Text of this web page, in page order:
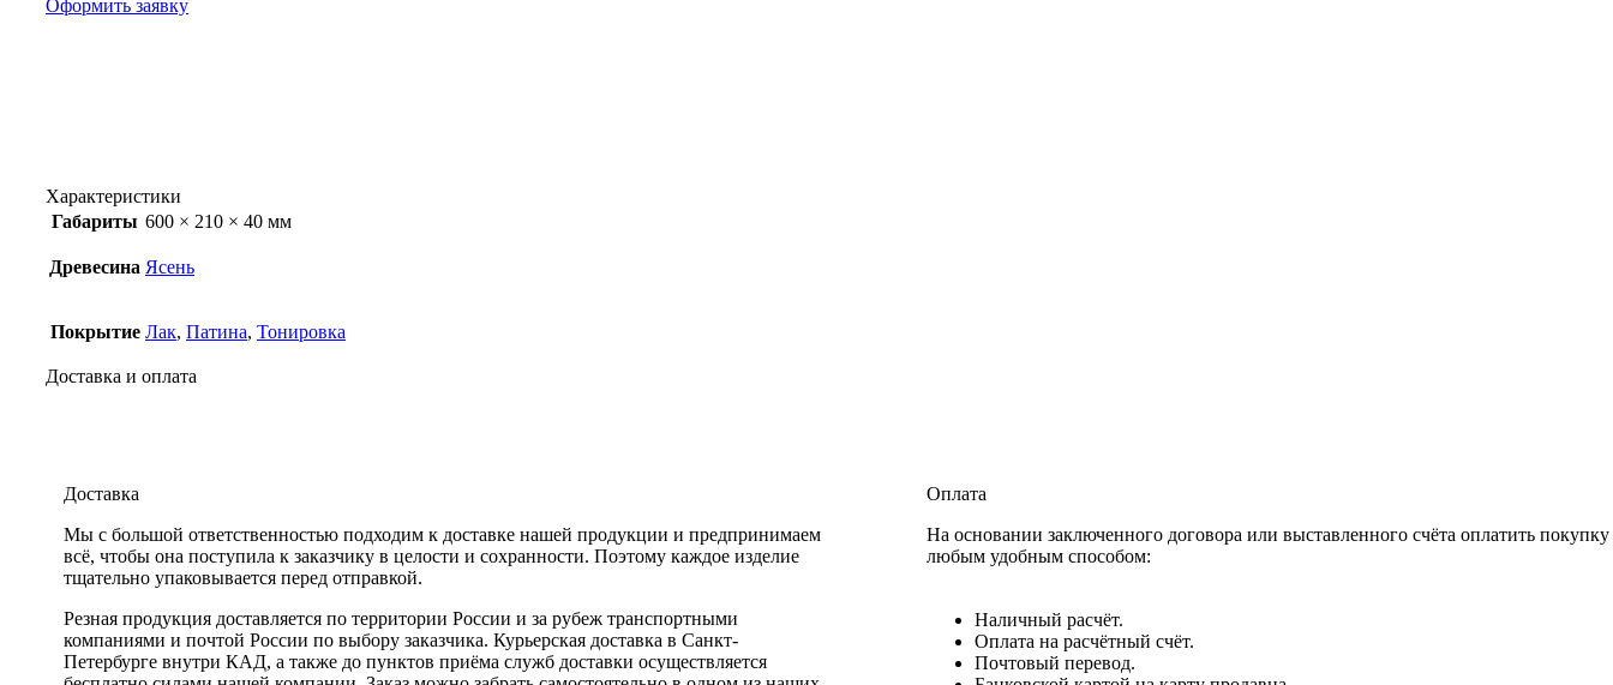
Оформить заявку
Характеристики
Габариты 600 × 210 × 40 мм
Древесина Ясень
Покрытие Лак, Патина, Тонировка
Доставка и оплата
Доставка
Мы с большой ответственностью подходим к доставке нашей продукции и предпринимаем
всё, чтобы она поступила к заказчику в целости и сохранности. Поэтому каждое изделие
тщательно упаковывается перед отправкой.
Резная продукция доставляется по территории России и за рубеж транспортными
компаниями и почтой России по выбору заказчика. Курьерская доставка в Санкт-
Петербурге внутри КАД, а также до пунктов приёма служб доставки осуществляется
Оплата
На основании заключенного договора или выставленного счёта оплатить
любым удобным способом:
Наличный расчёт.
Оплата на расчётный счёт.
Почтовый перевод.